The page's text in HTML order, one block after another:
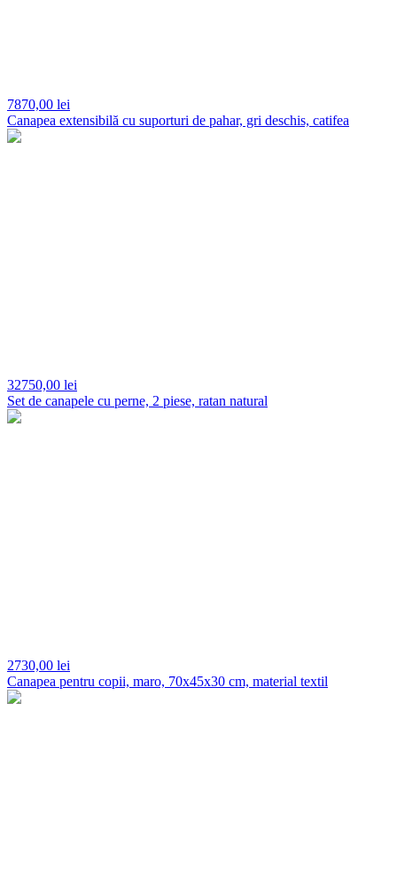
7870,00 lei
Canapea extensibilă cu suporturi de pahar, gri deschis, catifea
32750,00 lei
Set de canapele cu perne, 2 piese, ratan natural
2730,00 lei
Canapea pentru copii, maro, 70x45x30 cm, material textil